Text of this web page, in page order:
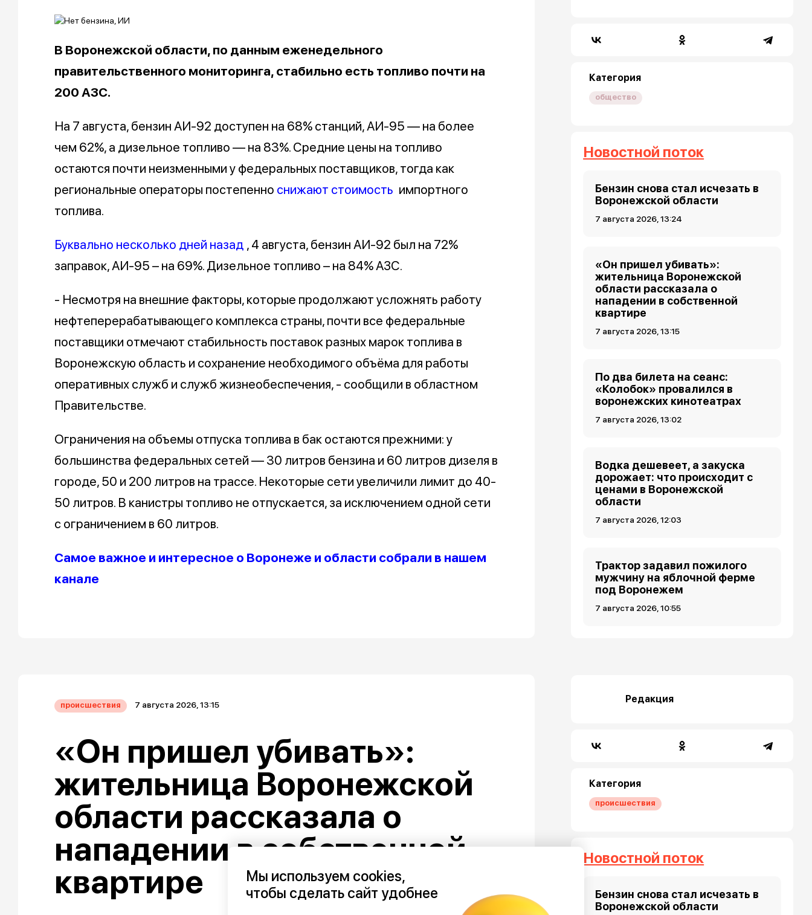
В Воронежской области, по данным еженедельного
правительственного мониторинга, стабильно есть топливо почти на
200 АЗС.
На 7 августа, бензин АИ-92 доступен на 68% станций, АИ-95 — на более
чем 62%, а дизельное топливо — на 83%. Средние цены на топливо
остаются почти неизменными у федеральных поставщиков, тогда как
региональные операторы постепенно снижают стоимость импортного
топлива.
Буквально несколько дней назад , 4 августа, бензин АИ-92 был на 72%
заправок, АИ-95 – на 69%. Дизельное топливо – на 84% АЗС.
- Несмотря на внешние факторы, которые продолжают усложнять работу
нефтеперерабатывающего комплекса страны, почти все федеральные
поставщики отмечают стабильность поставок разных марок топлива в
Воронежскую область и сохранение необходимого объёма для работы
оперативных служб и служб жизнеобеспечения, - сообщили в областном
Правительстве.
Ограничения на объемы отпуска топлива в бак остаются прежними: у
большинства федеральных сетей — 30 литров бензина и 60 литров дизеля в
городе, 50 и 200 литров на трассе. Некоторые сети увеличили лимит до 40-
50 литров. В канистры топливо не отпускается, за исключением одной сети
с ограничением в 60 литров.
Самое важное и интересное о Воронеже и области собрали в нашем
канале
Категория
общество
Новостной поток
Бензин снова стал исчезать в
Воронежской области
7 августа 2026, 13:24
«Он пришел убивать»:
жительница Воронежской
области рассказала о
нападении в собственной
квартире
7 августа 2026, 13:15
По два билета на сеанс:
«Колобок» провалился в
воронежских кинотеатрах
7 августа 2026, 13:02
Водка дешевеет, а закуска
дорожает: что происходит с
ценами в Воронежской
области
7 августа 2026, 12:03
Трактор задавил пожилого
мужчину на яблочной ферме
под Воронежем
7 августа 2026, 10:55
происшествия 7 августа 2026, 13:15
«Он пришел убивать»:
жительница Воронежской
области рассказала о
нападении в собственной
квартире
Редакция
Категория
происшествия
Новостной поток
Бензин снова стал исчезать в
Воронежской области
Мы используем cookies,
чтобы сделать сайт удобнее